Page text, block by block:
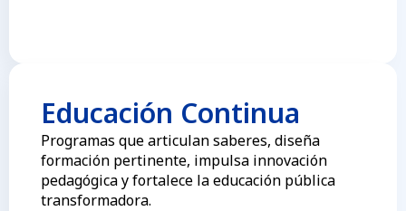
Educación Continua
Programas que articulan saberes, diseña
formación pertinente, impulsa innovación
pedagógica y fortalece la educación pública
transformadora.